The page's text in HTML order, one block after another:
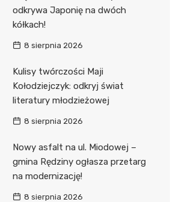
odkrywa Japonię na dwóch
kółkach!
8 sierpnia 2026
Kulisy twórczości Maji
Kołodziejczyk: odkryj świat
literatury młodzieżowej
8 sierpnia 2026
Nowy asfalt na ul. Miodowej –
gmina Rędziny ogłasza przetarg
na modernizację!
8 sierpnia 2026